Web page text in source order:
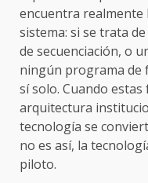
encuentra realmente
sistema: si se trata
de secuenciación, o
ningún programa de
sí solo. Cuando
arquitectura
tecnología se
no es así, la
piloto.